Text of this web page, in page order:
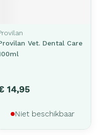
Vet. Dental Care
14,95
Niet beschikbaar